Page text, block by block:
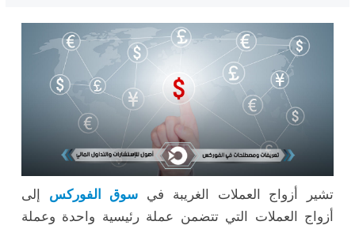
تشير أزواج العملات الغريبة في سوق الفوركس إلى
أزواج العملات التي تتضمن عملة رئيسية واحدة وعملة